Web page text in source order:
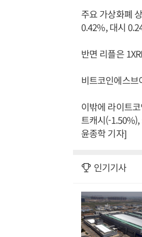
주요 가상화폐
0.42%, 대시
반면 리플은
비트코인에스
이밖에 라이트
트캐시(-
윤종학 기자]
인기기사